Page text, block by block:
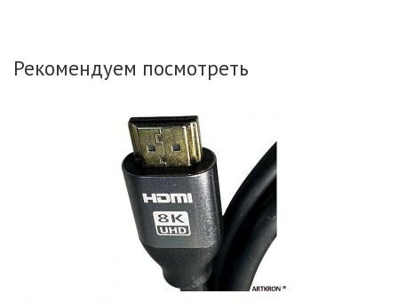
Рекомендуем посмотреть